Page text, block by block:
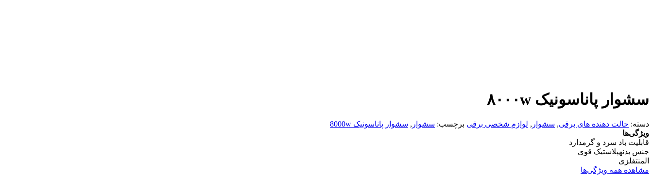
سشوار پاناسونیک ۸۰۰۰w
دسته: حالت دهنده های برقی, سشوار , لوازم شخصی برقی برچسب: سشوار , سشوار پاناسونیک 8000w
ویژگی‌ها
قابلیت باد سرد و گرمدارد
جنس بدنهپلاستیک قوی
المنتفلزی
مشاهده همه ویژگی‌ها